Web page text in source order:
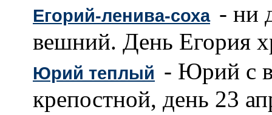
Егорий-ленива-соха - ни
вешний. День Егория
Юрий теплый - Юрий с
крепостной, день 23